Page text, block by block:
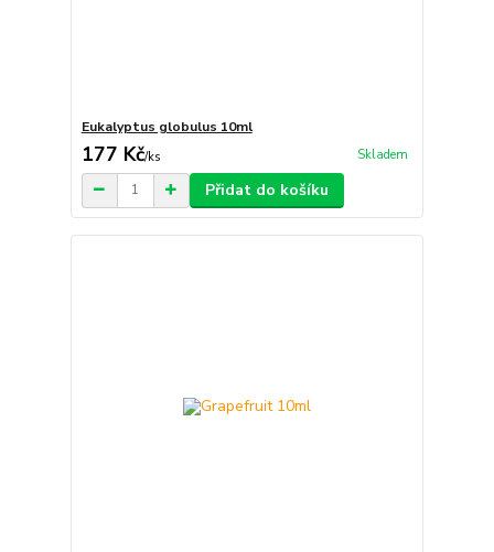
Eukalyptus globulus 10ml
177 Kč/ks Skladem
Přidat do košíku